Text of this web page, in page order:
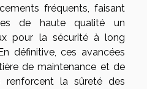
fréquents, faisant
de haute qualité un
pour la sécurité à long
définitive, ces avancées
de maintenance et de
renforcent la sûreté des